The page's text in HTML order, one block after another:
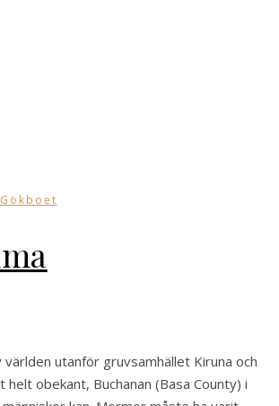
utanför gruvsamhället Kiruna och
obekant, Buchanan (Basa County) i